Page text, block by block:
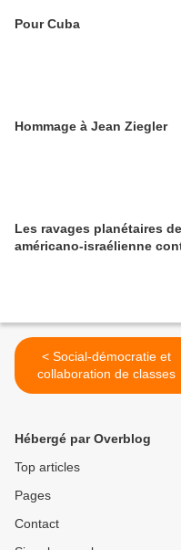
Pour Cuba
Hommage à Jean Ziegler
Les ravages planétaires de la guerre
américano-israélienne
< Social-démocratie et
collaboration de classes
Hébergé par Overblog
Top articles
Pages
Contact